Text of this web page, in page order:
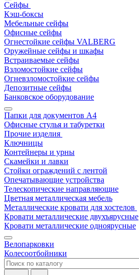
Сейфы
Кэш-боксы
Мебельные сейфы
Офисные сейфы
Огнестойкие сейфы VALBERG
Оружейные сейфы и шкафы
Встраиваемые сейфы
Взломостойкие сейфы
Огневзломостойкие сейфы
Депозитные сейфы
Банковское оборудование
Папки для документов A4
Офисные стулья и табуретки
Прочие изделия
Ключницы
Контейнеры и урны
Скамейки и лавки
Стойки ограждений с лентой
Опечатывающие устройства
Телескопические направляющие
Цветная металлическая мебель
Металлические кровати для хостелов
Кровати металлические двухъярусные
Кровати металлические одноярусные
Велопарковки
Колесоотбойники